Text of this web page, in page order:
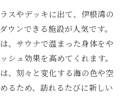
で楽しむプライベートサウ
ナで過ごす非日常のひと
ラから望む絶景と癒しの時
スやデッキに出て、伊根湾の
ウンできる施設が人気です。
、サウナで温まった身体をや
シュ効果を高めてくれます。
、刻々と変化する海の色や空
るため、訪れるたびに新しい